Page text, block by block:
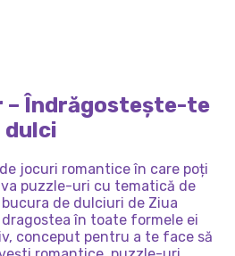
DAY
– Îndrăgostește-te
dulci
jocuri romantice în care poți
puzzle-uri cu tematică de
de dulciuri de Ziua
în toate formele ei
conceput pentru a te face să